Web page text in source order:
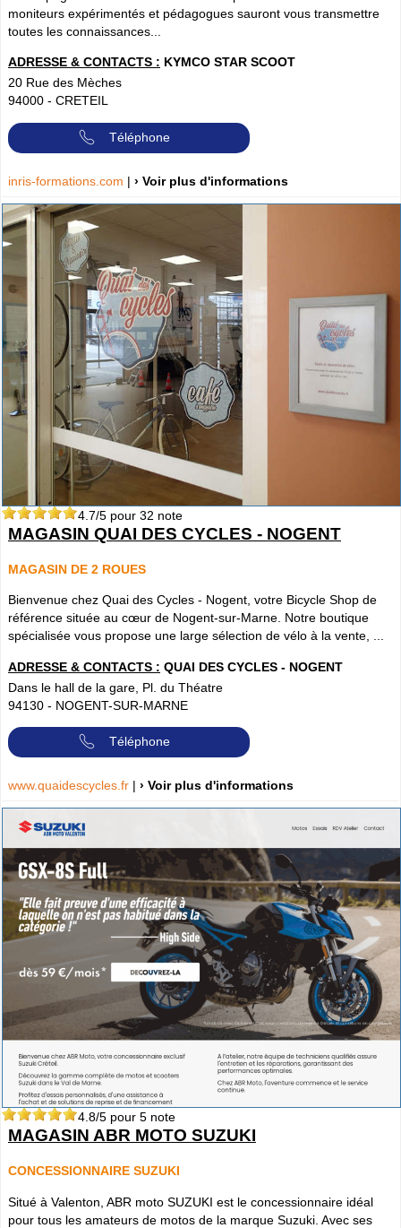
moniteurs expérimentés et pédagogues sauront vous transmettre
toutes les connaissances...
ADRESSE & CONTACTS : KYMCO STAR SCOOT
20 Rue des Mèches
94000 - CRETEIL
Téléphone
inris-formations.com | › Voir plus d'informations
4.7/5 pour 32 note
MAGASIN QUAI DES CYCLES - NOGENT
MAGASIN DE 2 ROUES
Bienvenue chez Quai des Cycles - Nogent, votre Bicycle Shop de
référence située au cœur de Nogent-sur-Marne. Notre boutique
spécialisée vous propose une large sélection de vélo à la vente, ...
ADRESSE & CONTACTS : QUAI DES CYCLES - NOGENT
Dans le hall de la gare, Pl. du Théatre
94130 - NOGENT-SUR-MARNE
Téléphone
www.quaidescycles.fr | › Voir plus d'informations
4.8/5 pour 5 note
MAGASIN ABR MOTO SUZUKI
CONCESSIONNAIRE SUZUKI
Situé à Valenton, ABR moto SUZUKI est le concessionnaire idéal
pour tous les amateurs de motos de la marque Suzuki. Avec ses